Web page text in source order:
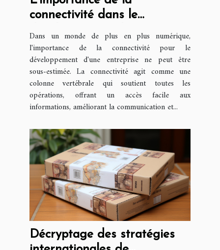
connectivité dans le
entreprise
Dans un monde de plus en plus numérique,
l'importance de la connectivité pour le
développement d'une entreprise ne peut être
sous-estimée. La connectivité agit comme une
colonne vertébrale qui soutient toutes les
opérations, offrant un accès facile aux
informations, améliorant la communication et...
Décryptage des stratégies